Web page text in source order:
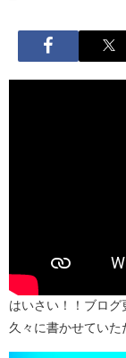
はいさい！！ブログ
久々に書かせてい